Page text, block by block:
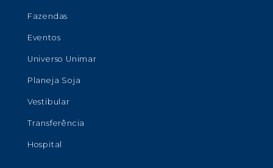
Fazendas
Eventos
Universo Unimar
Planeja Soja
Vestibular
Transferência
Hospital